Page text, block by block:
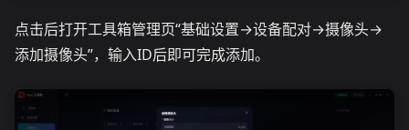
点击后打开工具箱管理页“基础设置→设备配对→摄像头→
添加摄像头”，输入ID后即可完成添加。